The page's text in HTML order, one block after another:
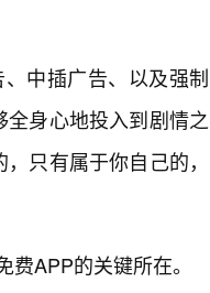
中插广告、以及强制
身心地投入到剧情之
只有属于你自己的，
APP的关键所在。